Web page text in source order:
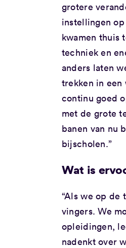
grotere
instellingen
kwamen thuis
techniek en
anders laten
trekken in een
continu goed
met de grote
banen van nu
bijscholen.”
Wat is
“Als we op de
vingers. We
opleidingen,
nadenkt over